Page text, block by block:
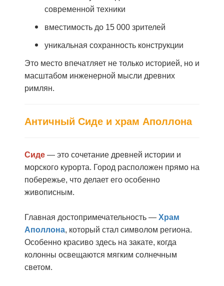
современной техники
вместимость до 15 000 зрителей
уникальная сохранность конструкции
Это место впечатляет не только историей, но и
масштабом инженерной мысли древних
римлян.
Античный Сиде и храм Аполлона
Сиде — это сочетание древней истории и
морского курорта. Город расположен прямо на
побережье, что делает его особенно
живописным.
Главная достопримечательность — Храм
Аполлона, который стал символом региона.
Особенно красиво здесь на закате, когда
колонны освещаются мягким солнечным
светом.